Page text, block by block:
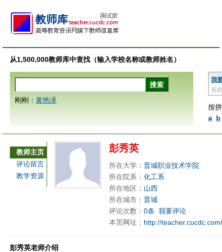
从1,500,000教师库中查找（输入学校名称或教师姓名）
我
在
按
a b
刚刚： 黄艳泽
教师主页
评论留言
教学资源
彭秀英
所在大学： 晋城职业技术学院
所在院系： 化工系
所在地区： 山西
所在城市： 晋城
评论次数： 0条 我要评论
本页网址： http://
彭秀英老师介绍